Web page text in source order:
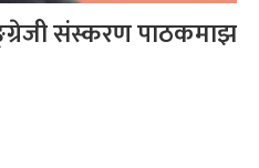
संस्करण पाठकमाझ